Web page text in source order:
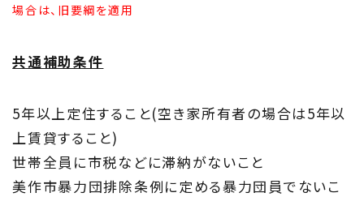
場合は、旧要綱を適用
共通補助条件
5年以上定住すること(空き家所有者の場合は5年以
上賃貸すること)
世帯全員に市税などに滞納がないこと
美作市暴力団排除条例に定める暴力団員でないこ